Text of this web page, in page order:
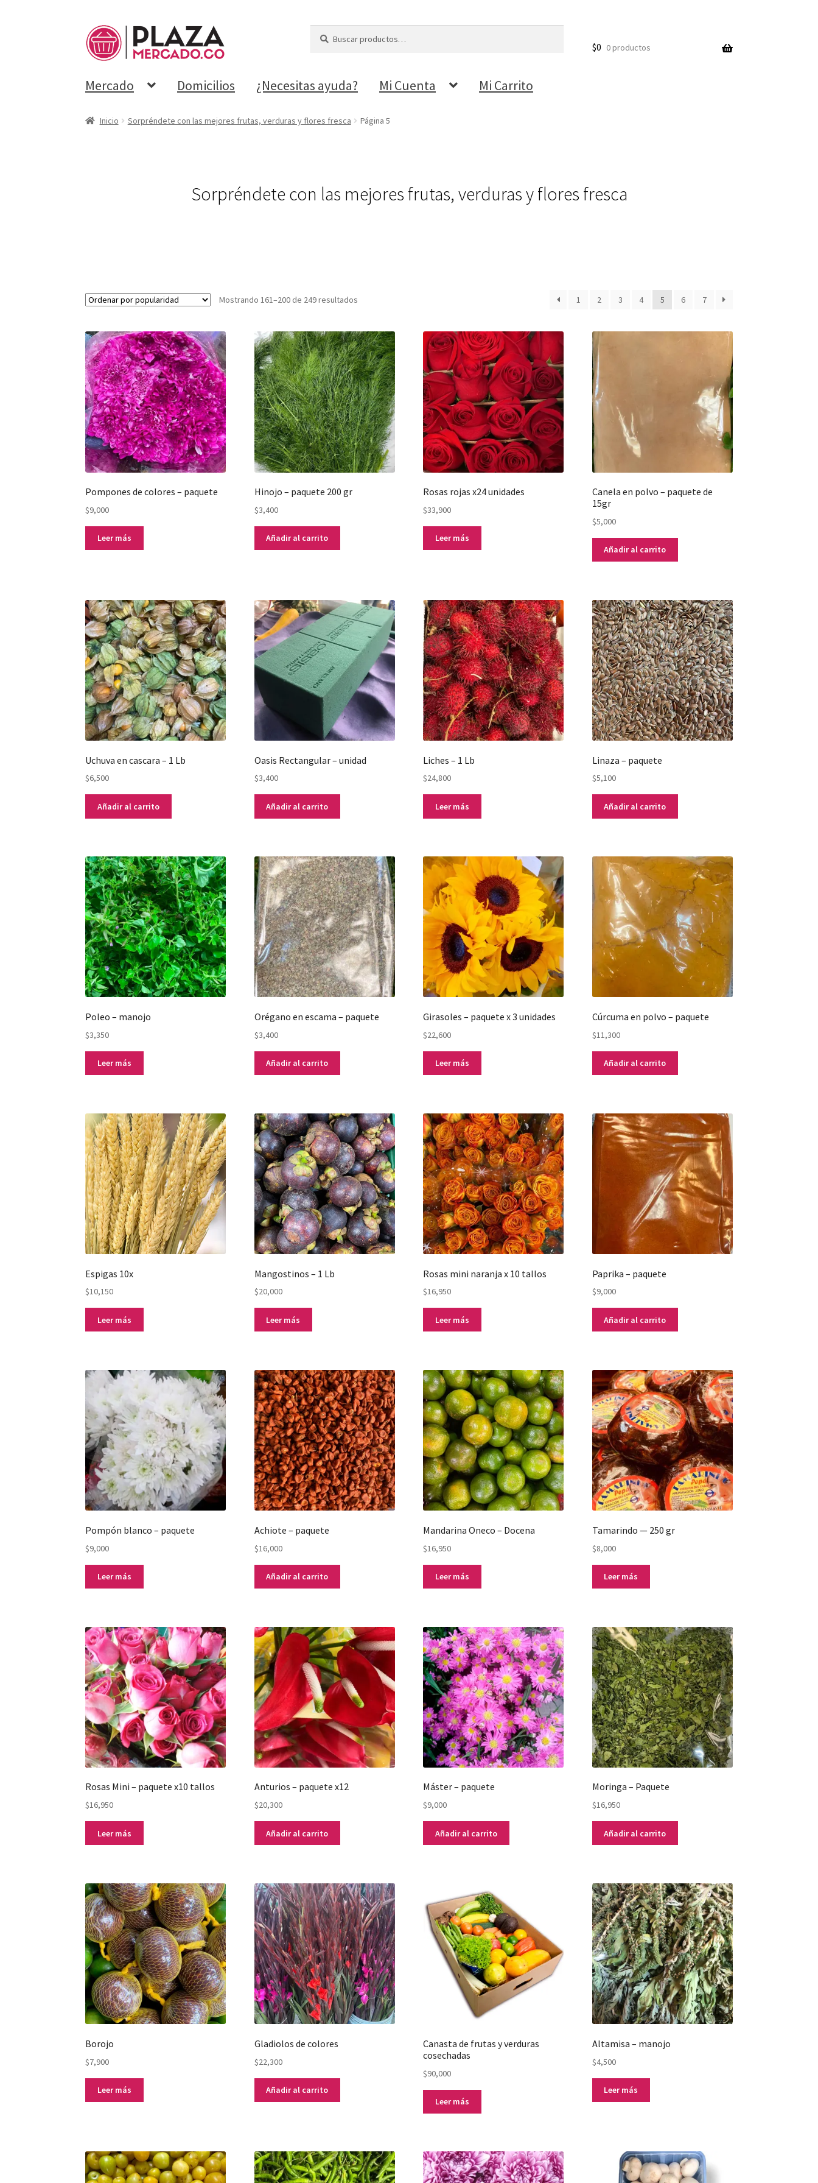
por:
$0 0 productos
Mercado Domicilios ¿Necesitas ayuda? Mi Cuenta Mi Carrito
Inicio Sorpréndete con las mejores frutas, verduras y flores fresca Página 5
Sorpréndete con las mejores frutas, verduras y flores fresca
Mostrando 161–200 de 249 resultados 1 2 3 4 5 6 7
Pompones de colores – paquete
$9,000
Leer más
Hinojo – paquete 200 gr
$3,400
Añadir al carrito
Rosas rojas x24 unidades
$33,900
Leer más
Canela en polvo – paquete de
15gr
$5,000
Añadir al carrito
Uchuva en cascara – 1 Lb
$6,500
Añadir al carrito
Oasis Rectangular – unidad
$3,400
Añadir al carrito
Liches – 1 Lb
$24,800
Leer más
Linaza – paquete
$5,100
Añadir al carrito
Poleo – manojo
$3,350
Leer más
Orégano en escama – paquete
$3,400
Añadir al carrito
Girasoles – paquete x 3 unidades
$22,600
Leer más
Cúrcuma en polvo – paquete
$11,300
Añadir al carrito
Espigas 10x
$10,150
Leer más
Mangostinos – 1 Lb
$20,000
Leer más
Rosas mini naranja x 10 tallos
$16,950
Leer más
Paprika – paquete
$9,000
Añadir al carrito
Pompón blanco – paquete
$9,000
Leer más
Achiote – paquete
$16,000
Añadir al carrito
Mandarina Oneco – Docena
$16,950
Leer más
Tamarindo — 250 gr
$8,000
Leer más
Rosas Mini – paquete x10 tallos
$16,950
Leer más
Anturios – paquete x12
$20,300
Añadir al carrito
Máster – paquete
$9,000
Añadir al carrito
Moringa – Paquete
$16,950
Añadir al carrito
Borojo
$7,900
Leer más
Gladiolos de colores
$22,300
Añadir al carrito
Canasta de frutas y verduras
cosechadas
$90,000
Leer más
Altamisa – manojo
$4,500
Leer más